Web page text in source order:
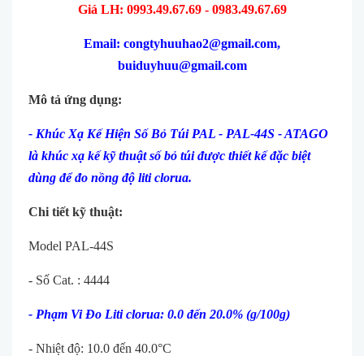
Giá LH: 0993.49.67.69 - 0983.49.67.69
Email: congtyhuuhao2@gmail.com,
buiduyhuu@gmail.com
Mô tả ứng dụng:
- Khúc Xạ Kế Hiện Số Bỏ Túi PAL - PAL-44S - ATAGO
là khúc xạ kế kỹ thuật số bỏ túi được thiết kế đặc biệt
dùng để đo nồng độ liti clorua.
Chi tiết kỹ thuật:
Model PAL-44S
- Số Cat. : 4444
- Phạm Vi Đo Liti clorua: 0.0 đến 20.0% (g/100g)
- Nhiệt độ: 10.0 đến 40.0°C